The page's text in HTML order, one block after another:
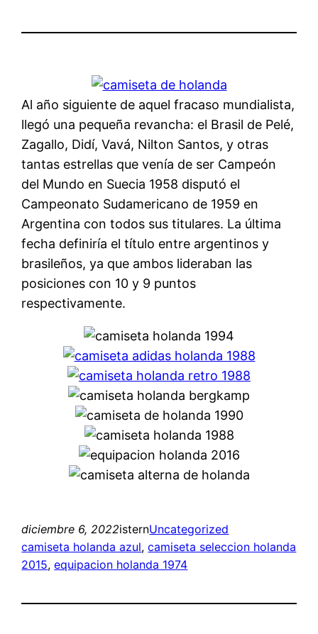
Al año siguiente de aquel fracaso mundialista,
llegó una pequeña revancha: el Brasil de Pelé,
Zagallo, Didí, Vavá, Nilton Santos, y otras
tantas estrellas que venía de ser Campeón
del Mundo en Suecia 1958 disputó el
Campeonato Sudamericano de 1959 en
Argentina con todos sus titulares. La última
fecha definiría el título entre argentinos y
brasileños, ya que ambos lideraban las
posiciones con 10 y 9 puntos
respectivamente.
diciembre 6, 2022isternUncategorized
camiseta holanda azul, camiseta seleccion holanda
2015, equipacion holanda 1974